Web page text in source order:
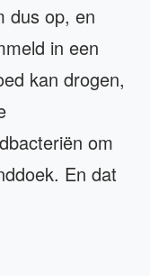
dus op, en
in een
kan drogen,
om
En dat